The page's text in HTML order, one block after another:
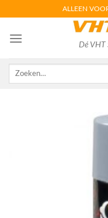
content
ALLEEN
Dé VHT
Zoeken